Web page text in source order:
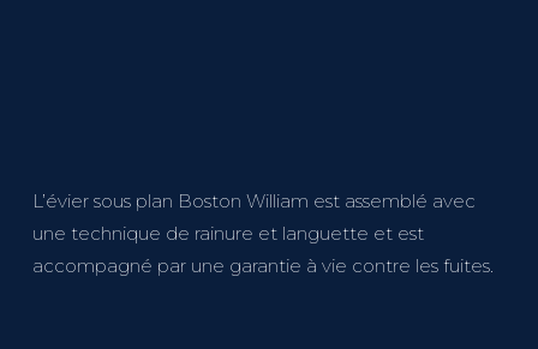
L’évier sous plan Boston William est assemblé avec
une technique de rainure et languette et est
accompagné par une garantie à vie contre les fuites.